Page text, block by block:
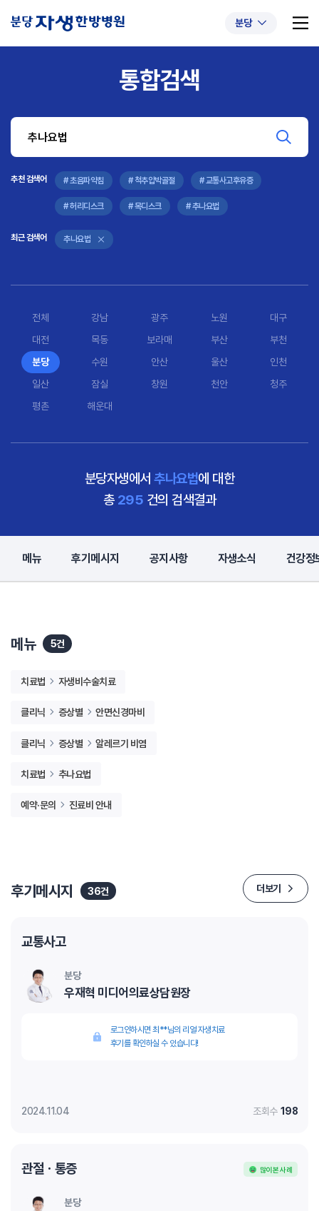
분당
#교통사고후유증 #허리디스크 #목디스크
#추나요법
통합검색
추천 검색어 # 초음파약침 # 척추압박골절 # 교통사고후유증
# 허리디스크 # 목디스크 # 추나요법
최근 검색어 추나요법
전체 강남 광주 노원
대구
대전
목동 보라매 부산
부천
분당
수원 안산 울산
인천
일산
잠실 창원 천안
청주
평촌
해운대
분당자생에서추나요법에 대한
총 295 건의 검색결과
메뉴 후기메시지 공지사항 자생소식 건강정
메뉴 5건
치료법 자생비수술치료
클리닉 증상별 안면신경마비
클리닉 증상별 알레르기 비염
치료법 추나요법
예약·문의 진료비 안내
후기메시지 36건 더보기
교통사고
분당
우재혁 미디어의료상담원장
로그인하시면 최**님의 리얼 자생치료
후기를 확인하실 수 있습니다!
2024.11.04 조회수 198
관절ㆍ통증 많이 본 사례
분당